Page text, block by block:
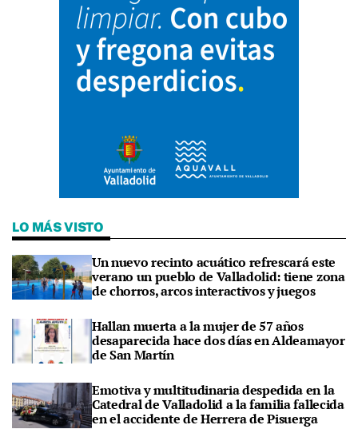
LO MÁS VISTO
Un nuevo recinto acuático refrescará este
verano un pueblo de Valladolid: tiene zona
de chorros, arcos interactivos y juegos
Hallan muerta a la mujer de 57 años
desaparecida hace dos días en Aldeamayor
de San Martín
Emotiva y multitudinaria despedida en la
Catedral de Valladolid a la familia fallecida
en el accidente de Herrera de Pisuerga